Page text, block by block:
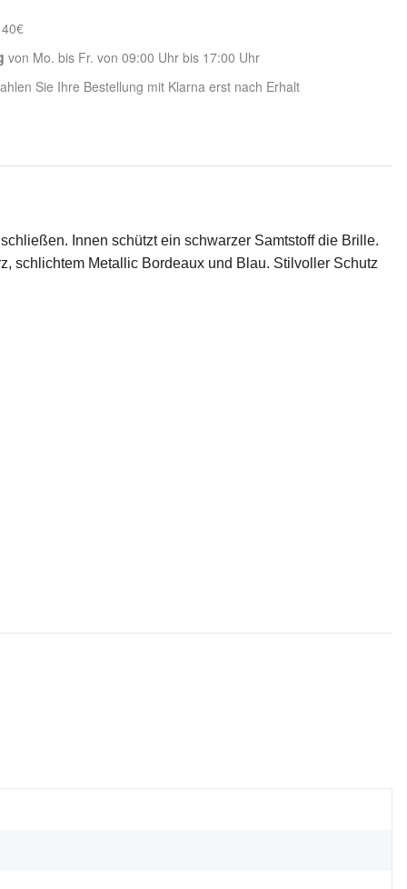
von Mo. bis Fr. von 09:00 Uhr bis 17:00 Uhr
Sie Ihre Bestellung mit Klarna erst nach Erhalt
Innen schützt ein schwarzer Samtstoff die Brille.
schlichtem Metallic Bordeaux und Blau. Stilvoller Schutz